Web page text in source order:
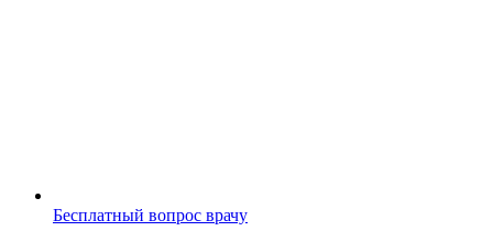
Бесплатный вопрос врачу